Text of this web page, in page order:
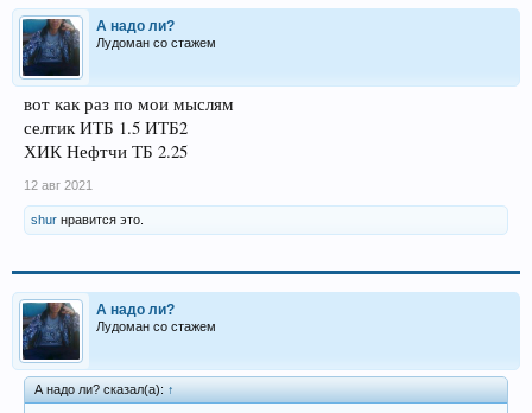
А надо ли?
Лудоман со стажем
вот как раз по мои мыслям
селтик ИТБ 1.5 ИТБ2
ХИК Нефтчи ТБ 2.25
12 авг 2021
shur нравится это.
А надо ли?
Лудоман со стажем
А надо ли? сказал(а): ↑